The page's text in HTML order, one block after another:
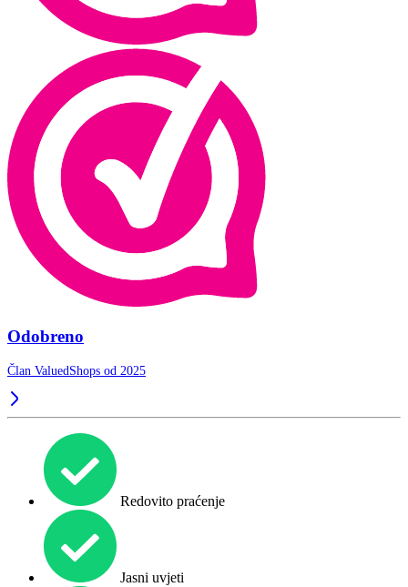
Odobreno
Član ValuedShops od 2025
Redovito praćenje
Jasni uvjeti